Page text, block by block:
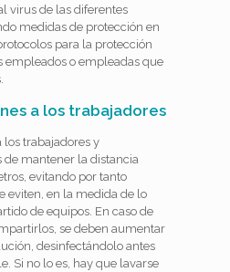
virus de las diferentes
medidas de protección en
para la protección
empleados o empleadas que
a los trabajadores
los trabajadores y
de mantener la distancia
evitando por tanto
eviten, en la medida de lo
de equipos. En caso de
se deben aumentar
desinfectándolo antes
Si no lo es, hay que lavarse